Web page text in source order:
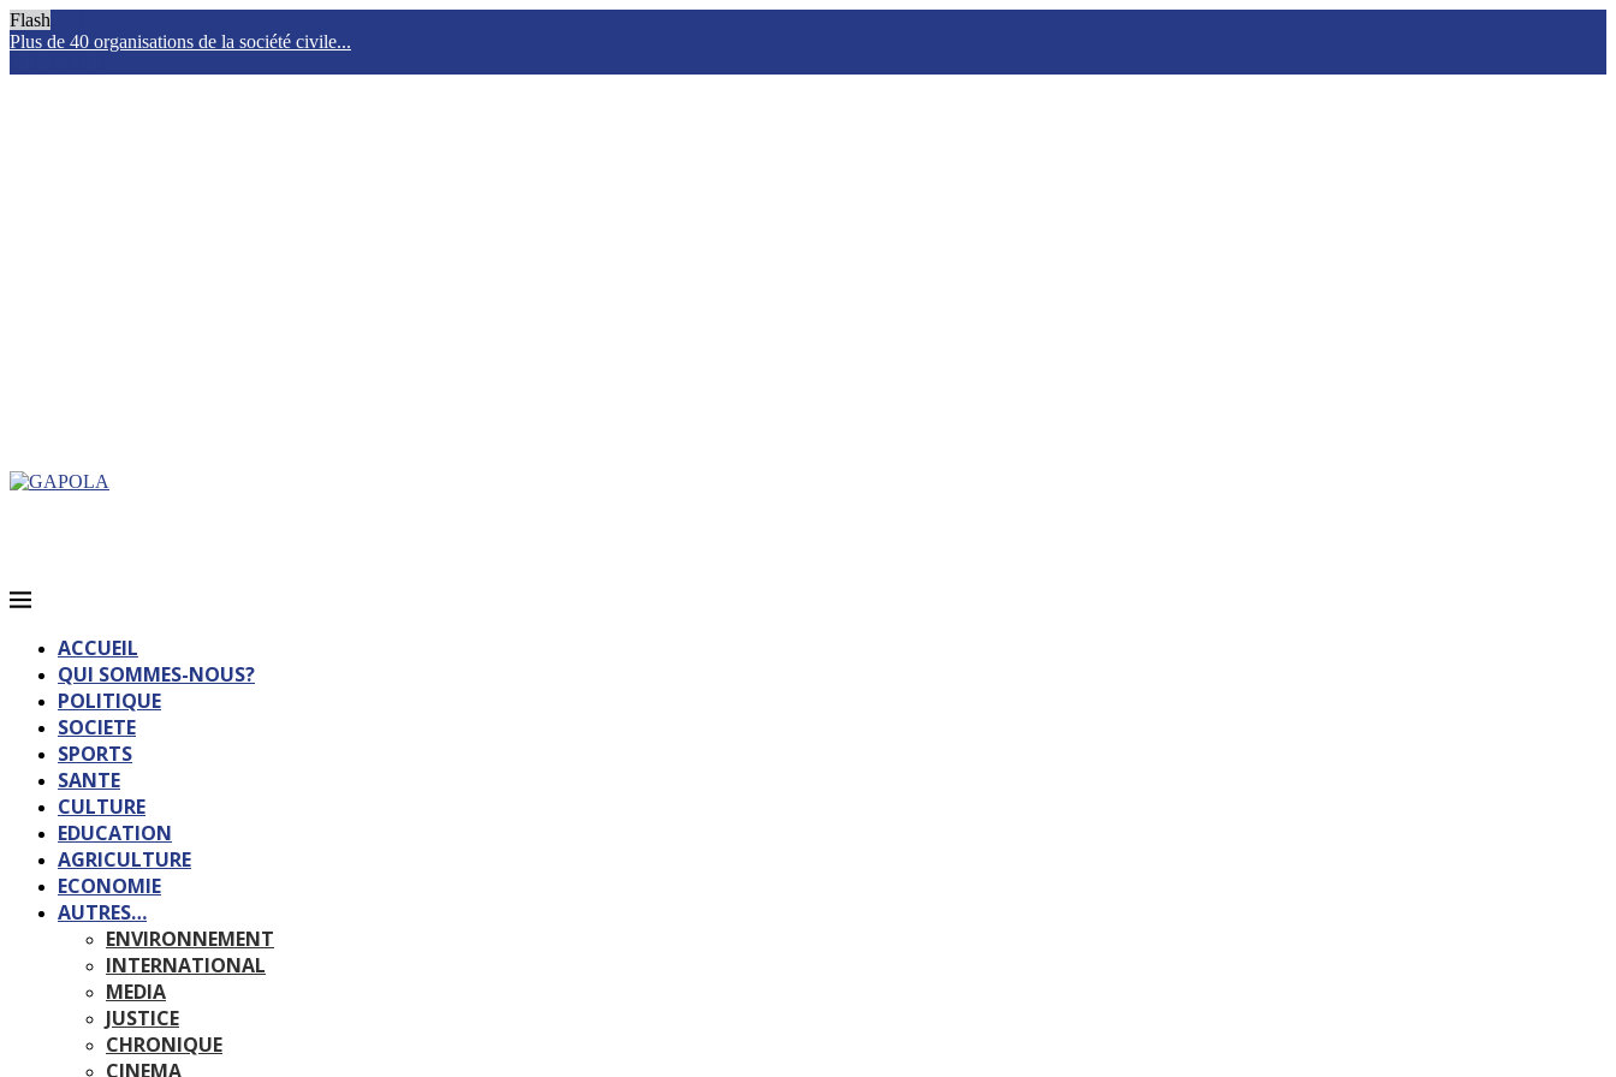
Flash
Plus de 40 organisations de la société civile...
ACCUEIL
QUI SOMMES-NOUS?
POLITIQUE
SOCIETE
SPORTS
SANTE
CULTURE
EDUCATION
AGRICULTURE
ECONOMIE
AUTRES…
ENVIRONNEMENT
INTERNATIONAL
MEDIA
JUSTICE
CHRONIQUE
CINEMA